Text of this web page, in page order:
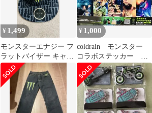
¥ 1,499
モンスターエナジー フ
ラットバイザー キャッ
プ 帽子 55.8cm メンズ
¥ 1,000
coldrain モンスター
コラボステッカー コ
ンプリート5枚セット